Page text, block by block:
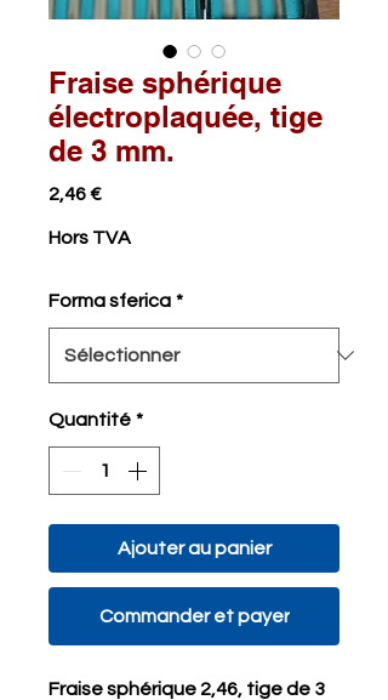
Fraise sphérique
électroplaquée, tige
de 3 mm.
2,46 €Prix
Hors TVA
Forma sferica *
Quantité *
Ajouter au panier
Commander et payer
Fraise sphérique 2,46, tige de 3